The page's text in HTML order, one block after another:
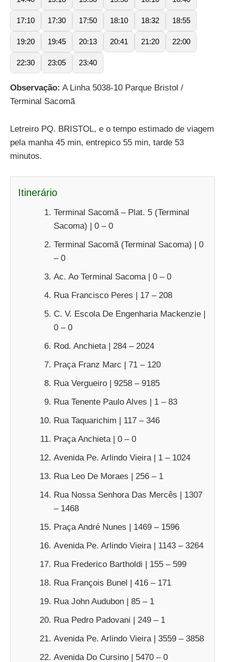
17:10 17:30 17:50 18:10 18:32 18:55
19:20 19:45 20:13 20:41 21:20 22:00
22:30 23:05 23:40
Observação: A Linha 5038-10 Parque Bristol /
Terminal Sacomã
Letreiro PQ. BRISTOL, e o tempo estimado de viagem
pela manha 45 min, entrepico 55 min, tarde 53
minutos.
Itinerário
Terminal Sacomã – Plat. 5 (Terminal
Sacoma) | 0 – 0
Terminal Sacomã (Terminal Sacoma) | 0
– 0
Ac. Ao Terminal Sacoma | 0 – 0
Rua Francisco Peres | 17 – 208
C. V. Escola De Engenharia Mackenzie |
0 – 0
Rod. Anchieta | 284 – 2024
Praça Franz Marc | 71 – 120
Rua Vergueiro | 9258 – 9185
Rua Tenente Paulo Alves | 1 – 83
Rua Taquarichim | 117 – 346
Praça Anchieta | 0 – 0
Avenida Pe. Arlindo Vieira | 1 – 1024
Rua Leo De Moraes | 256 – 1
Rua Nossa Senhora Das Mercês | 1307
– 1468
Praça André Nunes | 1469 – 1596
Avenida Pe. Arlindo Vieira | 1143 – 3264
Rua Frederico Bartholdi | 155 – 599
Rua François Bunel | 416 – 171
Rua John Audubon | 85 – 1
Rua Pedro Padovani | 249 – 1
Avenida Pe. Arlindo Vieira | 3559 – 3858
Avenida Do Cursino | 5470 – 0